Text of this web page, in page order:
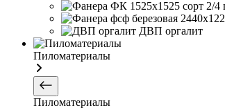
ДВП оргалит
Пиломатериалы
Пиломатериалы